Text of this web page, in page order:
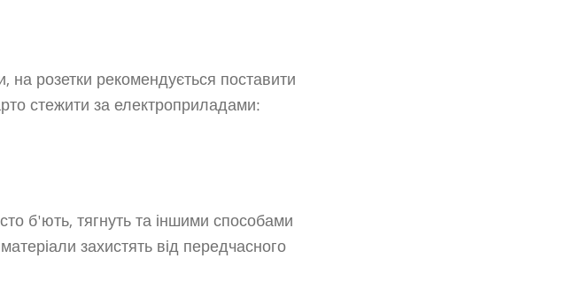
розетки рекомендується поставити
стежити за електроприладами:
б'ють, тягнуть та іншими способами
захистять від передчасного